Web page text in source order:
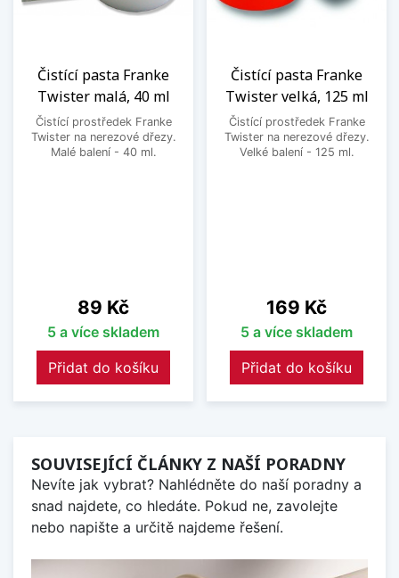
Čistící pasta Franke
Twister malá, 40 ml
Čistící prostředek Franke
Twister na nerezové dřezy.
Malé balení - 40 ml.
Cena
89 Kč
5 a více skladem
Přidat do košíku
Čistící pasta Franke
Twister velká, 125 ml
Čistící prostředek Franke
Twister na nerezové dřezy.
Velké balení - 125 ml.
Cena
169 Kč
5 a více skladem
Přidat do košíku
SOUVISEJÍCÍ ČLÁNKY Z NAŠÍ PORADNY
Nevíte jak vybrat? Nahlédněte do naší poradny a
snad najdete, co hledáte. Pokud ne, zavolejte
nebo napište a určitě najdeme řešení.